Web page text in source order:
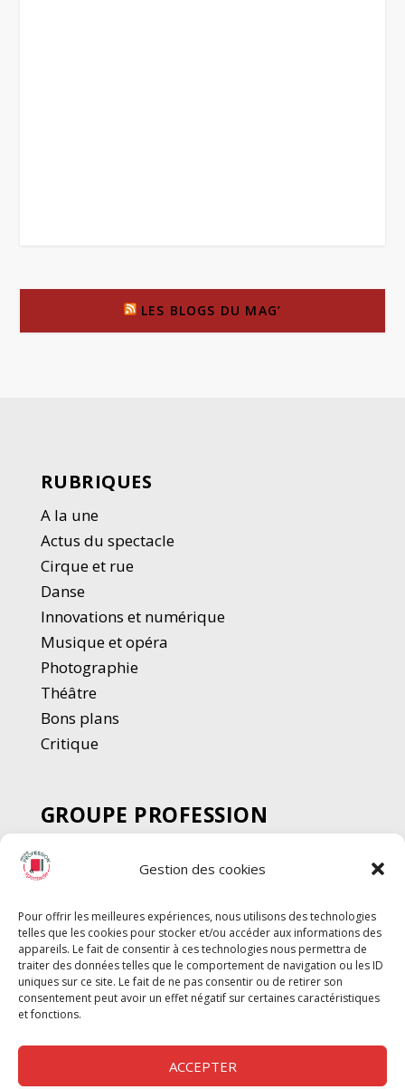
Gestion des cookies
Pour offrir les meilleures expériences, nous utilisons des technologies
telles que les cookies pour stocker et/ou accéder aux informations des
appareils. Le fait de consentir à ces technologies nous permettra de
traiter des données telles que le comportement de navigation ou les ID
uniques sur ce site. Le fait de ne pas consentir ou de retirer son
consentement peut avoir un effet négatif sur certaines caractéristiques
et fonctions.
ACCEPTER
LES BLOGS DU MAG’
RUBRIQUES
A la une
Actus du spectacle
Cirque et rue
Danse
Innovations et numérique
Musique et opéra
Photographie
Théâtre
Bons plans
Critique
GROUPE PROFESSION
SPECTACLE
Chèque Intermittents
Chèque Compta
Chèque Emploi Spectacle
G-Pods
Profession Audio-visuel